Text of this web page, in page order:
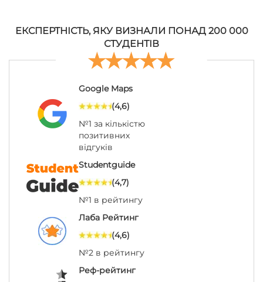
ЕКСПЕРТНІСТЬ, ЯКУ ВИЗНАЛИ ПОНАД 200 000
СТУДЕНТІВ
Google Maps
(4,6)
№1 за кількістю
позитивних
відгуків
Studentguide
(4,7)
№1 в рейтингу
Лаба Рейтинг
(4,6)
№2 в рейтингу
Реф-рейтинг